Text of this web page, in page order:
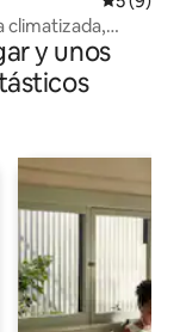
climatizada,
y unos